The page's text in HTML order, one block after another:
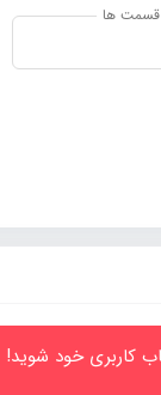
قسمت ها
کاربری خود شوید!